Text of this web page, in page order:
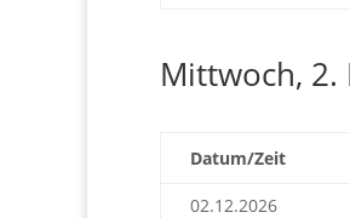
Mittwoch, 2.
Datum/Zeit
02.12.2026